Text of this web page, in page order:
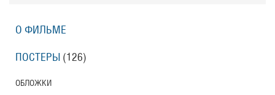
О ФИЛЬМЕ
ПОСТЕРЫ (126)
ОБЛОЖКИ